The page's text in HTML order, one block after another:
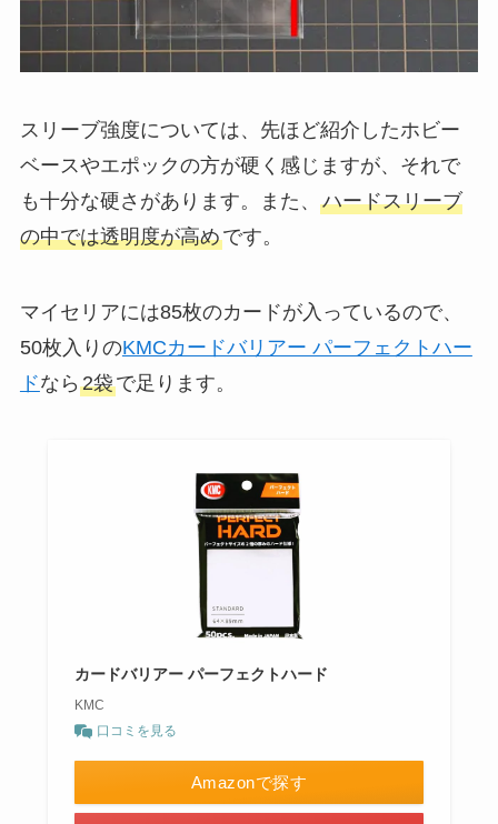
スリーブ強度については、先ほど紹介したホビー
ベースやエポックの方が硬く感じますが、それで
も十分な硬さがあります。また、 ハードスリーブ
の中では透明度が高めです。
マイセリアには85枚のカードが入っているので、
50枚入りのKMCカードバリアー パーフェクトハー
ドなら 2袋で足ります。
カードバリアー パーフェクトハード
KMC
口コミを見る
Amazonで探す